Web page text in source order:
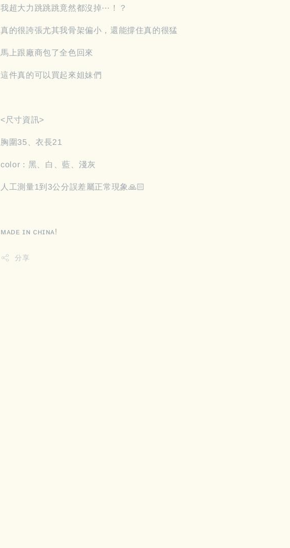
我超大力跳跳跳竟然都沒掉⋯！？
真的很誇張尤其我骨架偏小，還能撐住真的很猛
馬上跟廠商包了全色回來
這件真的可以買起來姐妹們
<尺寸資訊>
胸圍35、衣長21
color：黑、白、藍、淺灰
人工測量1到3公分誤差屬正常現象🙏🏻
ᴍᴀᴅᴇ ɪɴ ᴄʜɪɴᴀ!
分享